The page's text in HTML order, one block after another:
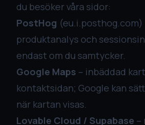
du besöker våra sidor:
PostHog (eu.i.posthog.com)
produktanalys och
endast om du samtycker.
Google Maps – inbäddad
kontaktsidan; Google kan
när kartan visas.
Lovable Cloud / Supabase –